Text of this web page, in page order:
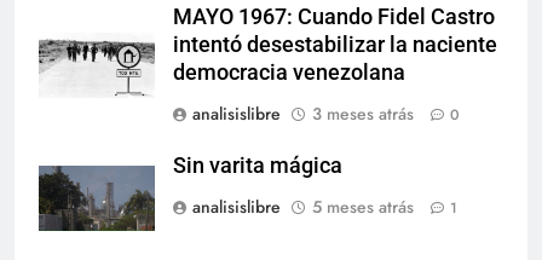
MAYO 1967: Cuando Fidel Castro
intentó desestabilizar la naciente
democracia venezolana
analisislibre
3 meses atrás 0
Sin varita mágica
analisislibre
5 meses atrás 1